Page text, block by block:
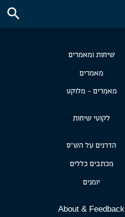
search
שיחות ומאמרים
מאמרים
מאמרים - מלוקט
לקוטי שיחות
הדרנים על הש״ס
מכתבים כללים
יומנים
About & Feedback